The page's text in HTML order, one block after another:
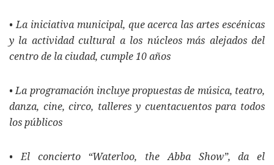
• La iniciativa municipal, que acerca las artes escénicas
y la actividad cultural a los núcleos más alejados del
centro de la ciudad, cumple 10 años
• La programación incluye propuestas de música, teatro,
danza, cine, circo, talleres y cuentacuentos para todos
los públicos
• El concierto “Waterloo, the Abba Show”, da el